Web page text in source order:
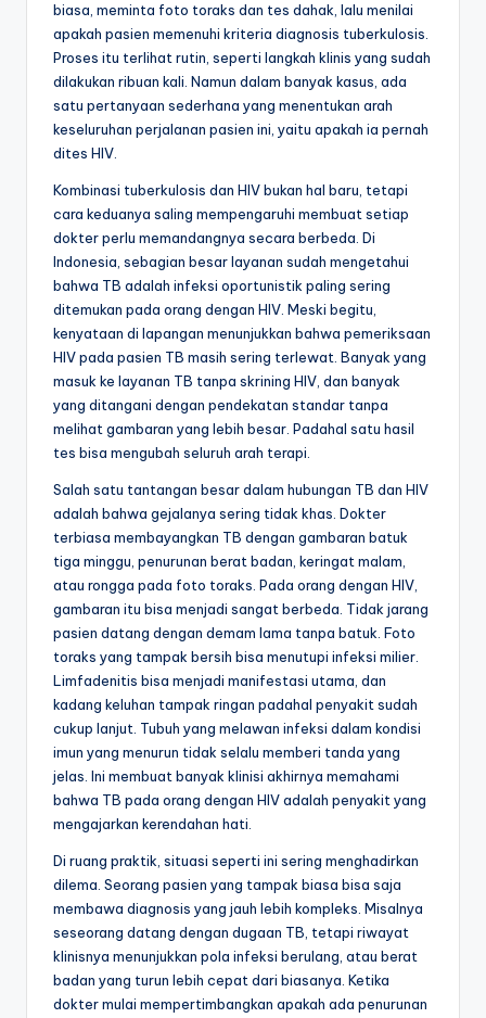
biasa, meminta foto toraks dan tes dahak, lalu menilai
apakah pasien memenuhi kriteria diagnosis tuberkulosis.
Proses itu terlihat rutin, seperti langkah klinis yang sudah
dilakukan ribuan kali. Namun dalam banyak kasus, ada
satu pertanyaan sederhana yang menentukan arah
keseluruhan perjalanan pasien ini, yaitu apakah ia pernah
dites HIV.
Kombinasi tuberkulosis dan HIV bukan hal baru, tetapi
cara keduanya saling mempengaruhi membuat setiap
dokter perlu memandangnya secara berbeda. Di
Indonesia, sebagian besar layanan sudah mengetahui
bahwa TB adalah infeksi oportunistik paling sering
ditemukan pada orang dengan HIV. Meski begitu,
kenyataan di lapangan menunjukkan bahwa pemeriksaan
HIV pada pasien TB masih sering terlewat. Banyak yang
masuk ke layanan TB tanpa skrining HIV, dan banyak
yang ditangani dengan pendekatan standar tanpa
melihat gambaran yang lebih besar. Padahal satu hasil
tes bisa mengubah seluruh arah terapi.
Salah satu tantangan besar dalam hubungan TB dan HIV
adalah bahwa gejalanya sering tidak khas. Dokter
terbiasa membayangkan TB dengan gambaran batuk
tiga minggu, penurunan berat badan, keringat malam,
atau rongga pada foto toraks. Pada orang dengan HIV,
gambaran itu bisa menjadi sangat berbeda. Tidak jarang
pasien datang dengan demam lama tanpa batuk. Foto
toraks yang tampak bersih bisa menutupi infeksi milier.
Limfadenitis bisa menjadi manifestasi utama, dan
kadang keluhan tampak ringan padahal penyakit sudah
cukup lanjut. Tubuh yang melawan infeksi dalam kondisi
imun yang menurun tidak selalu memberi tanda yang
jelas. Ini membuat banyak klinisi akhirnya memahami
bahwa TB pada orang dengan HIV adalah penyakit yang
mengajarkan kerendahan hati.
Di ruang praktik, situasi seperti ini sering menghadirkan
dilema. Seorang pasien yang tampak biasa bisa saja
membawa diagnosis yang jauh lebih kompleks. Misalnya
seseorang datang dengan dugaan TB, tetapi riwayat
klinisnya menunjukkan pola infeksi berulang, atau berat
badan yang turun lebih cepat dari biasanya. Ketika
dokter mulai mempertimbangkan apakah ada penurunan